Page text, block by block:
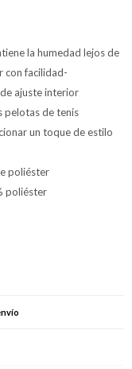
la humedad lejos de
con facilidad-
ajuste interior
pelotas de tenis
un toque de estilo
poliéster
poliéster